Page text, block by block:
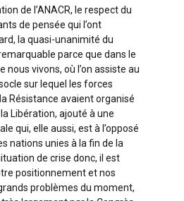
de l’ANACR, le respect du
de pensée qui l’ont
la quasi-unanimité du
parce que dans le
nous vivons, où l’on assiste au
sur lequel les forces
Résistance avaient organisé
Libération, ajouté à une
qui, elle aussi, est à l’opposé
nations unies à la fin de la
de crise donc, il est
positionnement et nos
problèmes du moment,